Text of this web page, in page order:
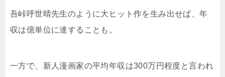
吾峠呼世晴先生のように大ヒット作を生み出せば、年
収は億単位に達することも。
一方で、新人漫画家の平均年収は300万円程度と言われ